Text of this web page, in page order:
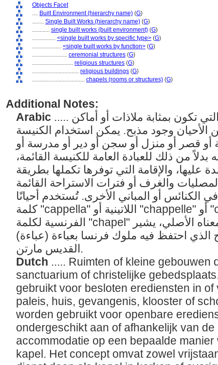
Objects Facet
.... Built Environment (hierarchy name) (G)
........ Single Built Works (hierarchy name) (G)
............ single built works (built environment) (G)
................ <single built works by specific type> (G)
.................... <single built works by function> (G)
........................ ceremonial structures (G)
............................ religious structures (G)
................................ religious buildings (G)
.................................... chapels (rooms or structures) (G)
Additional Notes:
Arabic ..... الغرف أو المباني الصغيرة التي تكون بمثابة ملاذات أو أماكن
الأحيان وجود مذبح. يمكن استخدام الكنيسة
أو قصر أو منزل أو سجن أو دير أو مدرسة أو
من ذلك للعبادة العامة للكنيسة القائمة،
عليها، والإقامة التي توفرها تكملها بطريقة
والغرف أو فترات الاستراحة القائمة
الكنائس أو المباني الأخرى. تُستخدم أحيانًا
كلمة "cappella" اللاتينية أو "chappelle" أو "chapelle" المشتقة من
الفرنسية لكلمة "chapel" في النصوص الإنجليزية. في معناه الأصلي، يشير
الذي احتفظ فيه ملوك فرنسا بعباءة (عباءة)
القديس مارتن.
Dutch ..... Ruimten of kleine gebouwen
sanctuarium of christelijke
gebruikt voor besloten erediensten in
paleis, huis, gevangenis, klooster of
worden gebruikt voor openbare
ondergeschikt aan of afhankelijk van
accommodatie op een bepaalde
kapel. Het concept omvat zowel